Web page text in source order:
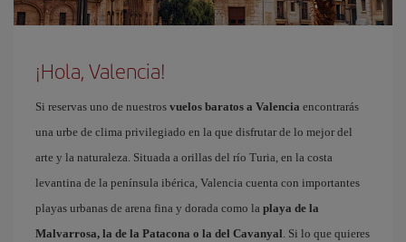
¡Hola, Valencia!
Si reservas uno de nuestros vuelos baratos a Valencia encontrarás
una urbe de clima privilegiado en la que disfrutar de lo mejor del
arte y la naturaleza. Situada a orillas del río Turia, en la costa
levantina de la península ibérica, Valencia cuenta con importantes
playas urbanas de arena fina y dorada como la playa de la
Malvarrosa, la de la Patacona o la del Cavanyal. Si lo que quieres